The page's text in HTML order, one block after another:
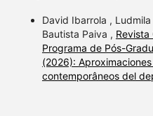
David Ibarrola ,
Bautista Paiva , Revista
Programa de Pós-
(2026):
contemporâneos del